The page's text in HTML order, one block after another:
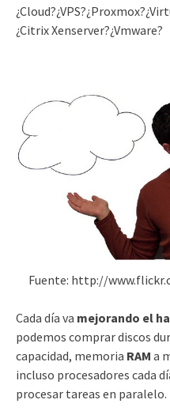
¿Citrix Xenserver?¿Vmware?
Fuente: http://
Cada día va mejorando el
podemos comprar discos
capacidad, memoria RAM a
incluso procesadores cada
procesar tareas en paralelo.